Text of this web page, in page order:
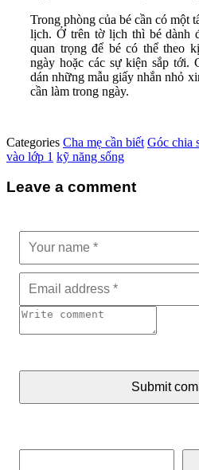
Trong phòng của bé cần có một
lịch. Ở trên tờ lịch thì bé dành
quan trọng để bé có thể theo
ngày hoặc các sự kiện sắp tới.
dán những mẫu giấy nhắn nhỏ
cần làm trong ngày.
Categories Cha mẹ cần biết Góc chia
vào lớp 1 kỹ năng sống
Leave a comment
Submit
Tìm kiếm